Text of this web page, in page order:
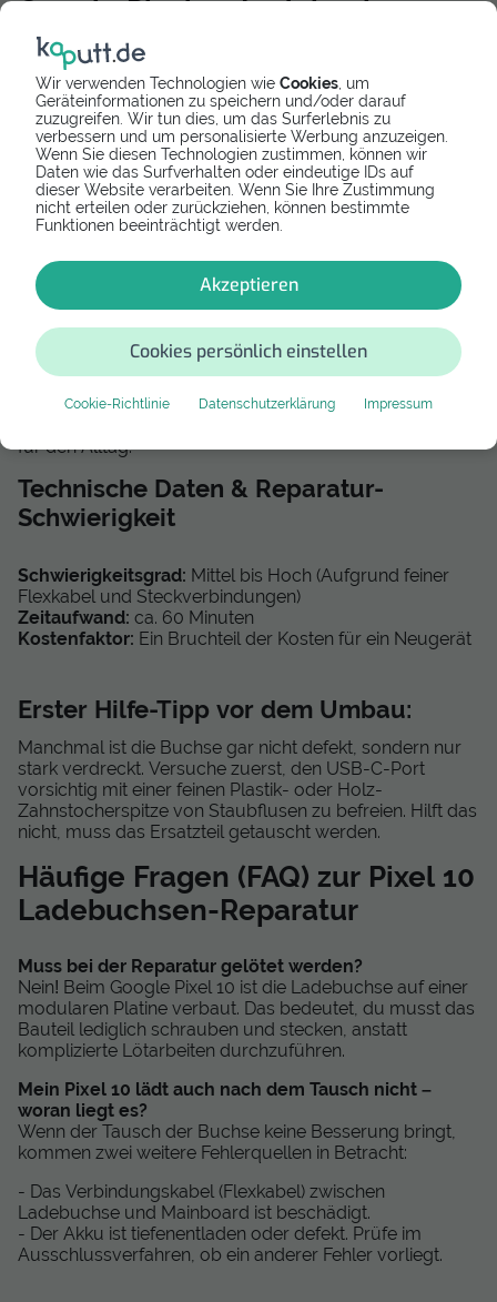
Wir verwenden Technologien wie Cookies , um
Geräteinformationen zu speichern und/oder darauf
zuzugreifen. Wir tun dies, um das Surferlebnis zu
verbessern und um personalisierte Werbung anzuzeigen.
Wenn Sie diesen Technologien zustimmen, können wir
Daten wie das Surfverhalten oder eindeutige IDs auf
dieser Website verarbeiten. Wenn Sie Ihre Zustimmung
nicht erteilen oder zurückziehen, können bestimmte
Funktionen beeinträchtigt werden.
Akzeptieren
Cookies persönlich einstellen
Cookie-Richtlinie Datenschutzerklärung Impressum
Google Pixel 10 Ladebuchse
tauschen: Schritt-für-Schritt-
Anleitung bei Ladeproblemen
DeinGoogle Pixel 10 lädt nicht mehr, das Ladekabel
hält nicht richtig in der Buchse oder du musst es in
einem bestimmten Winkel biegen, um einen
Wackelkontakt zu umgehen? Ein defekter USB-C-
Anschluss gehört zu den häufigsten
Verschleißerscheinungen bei Smartphones. Durch
ständiges Ein- und Ausstecken oder feine Staubflusen
aus der Hosentasche nutzt sich die Buchse mit der Zeit
ab.
Die gute Nachricht: Du musst kein neues Handy kaufen!
Mit unserer detaillierten DIY-Anleitung kannst du die
bares Geld, schützt die Umwelt vor Elektroschrott und
für den Alltag.
Technische Daten & Reparatur-
Schwierigkeit
Schwierigkeitsgrad: Mittel bis Hoch (Aufgrund feiner
Flexkabel und Steckverbindungen)
Zeitaufwand: ca. 60 Minuten
Kostenfaktor: Ein Bruchteil der Kosten für ein Neugerät
Erster Hilfe-Tipp vor dem Umbau:
Manchmal ist die Buchse gar nicht defekt, sondern nur
stark verdreckt. Versuche zuerst, den USB-C-Port
vorsichtig mit einer feinen Plastik- oder Holz-
Zahnstocherspitze von Staubflusen zu befreien. Hilft das
nicht, muss das Ersatzteil getauscht werden.
Häufige Fragen (FAQ) zur Pixel 10
Ladebuchsen-Reparatur
Muss bei der Reparatur gelötet werden?
Nein! Beim Google Pixel 10 ist die Ladebuchse auf einer
modularen Platine verbaut. Das bedeutet, du musst das
Bauteil lediglich schrauben und stecken, anstatt
komplizierte Lötarbeiten durchzuführen.
Mein Pixel 10 lädt auch nach dem Tausch nicht –
woran liegt es?
Wenn der Tausch der Buchse keine Besserung bringt,
kommen zwei weitere Fehlerquellen in Betracht:
- Das Verbindungskabel (Flexkabel) zwischen
Ladebuchse und Mainboard ist beschädigt.
- Der Akku ist tiefenentladen oder defekt. Prüfe im
Ausschlussverfahren, ob ein anderer Fehler vorliegt.